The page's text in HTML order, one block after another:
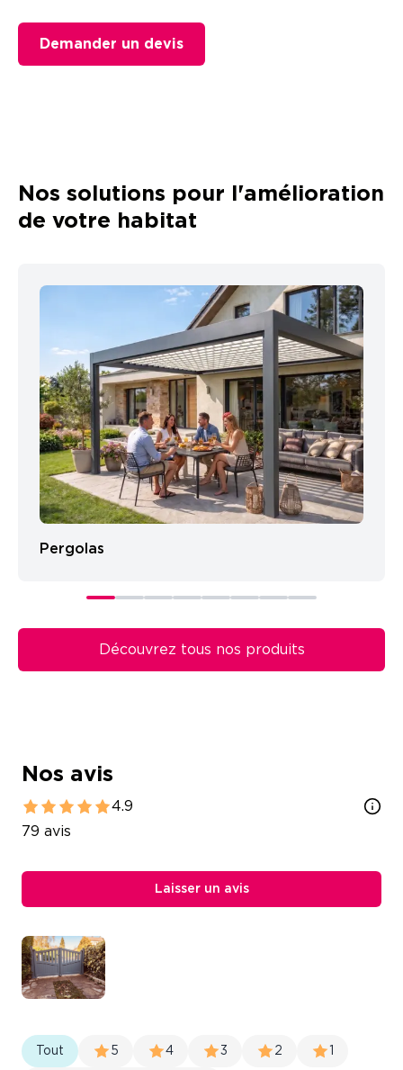
Demander un devis
Nos solutions pour l'amélioration
de votre habitat
Pergolas
Découvrez tous nos produits
Nos avis
Tout 5 4 3 2
4.9
79 avis
Laisser un avis